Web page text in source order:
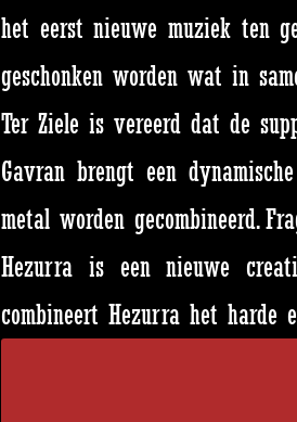
het eerst nieuwe muziek ten
geschonken worden wat in
Ter Ziele is vereerd dat de
Gavran brengt een
metal worden gecombineerd.
Hezurra is een nieuwe
combineert Hezurra het harde